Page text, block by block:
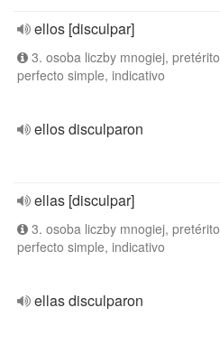
ellos [disculpar]
3. osoba liczby mnogiej, pretérito
perfecto simple, indicativo
ellos disculparon
ellas [disculpar]
3. osoba liczby mnogiej, pretérito
perfecto simple, indicativo
ellas disculparon